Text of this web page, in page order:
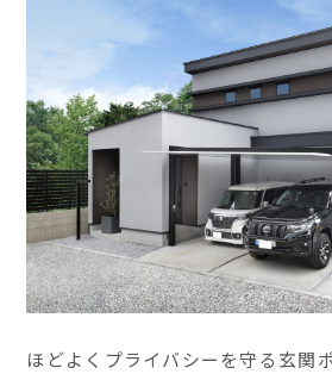
ほどよくプライバシーを守る玄関